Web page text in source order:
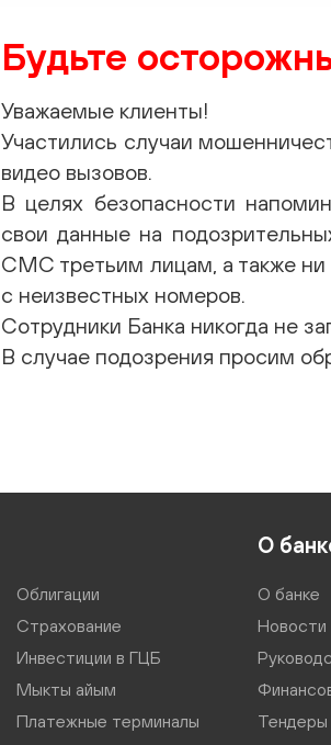
Будьте
Уважаемые клиенты!
Участились случаи
видео вызовов.
В целях безопасности
свои данные на
СМС третьим лицам, а также ни
с неизвестных номеров.
Сотрудники Банка никогда не
В случае подозрения просим
Облигации
Страхование
Инвестиции в ГЦБ
Мыкты айым
Платежные терминалы
О
О банке
Новости
Тендеры